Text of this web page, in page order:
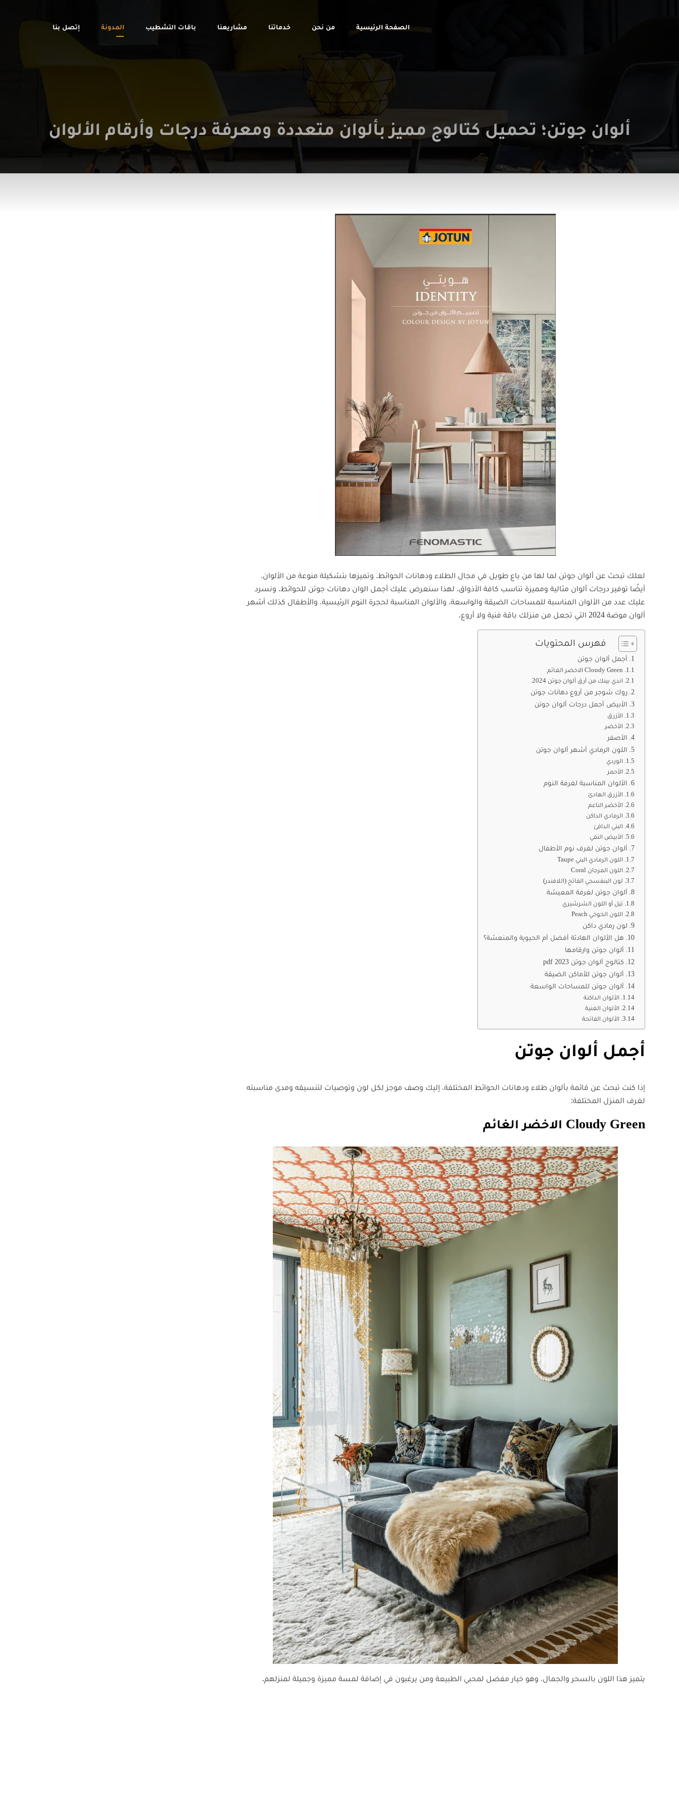
الصفحة الرئيسية من نحن خدماتنا مشاريعنا باقات التشطيب المدونة إتصل بنا
ألوان جوتن؛ تحميل كتالوج مميز بألوان متعددة ومعرفة درجات وأرقام الألوان
لعلك تبحث عن ألوان جوتن لما لها من باع طويل في مجال الطلاء ودهانات الحوائط. وتميزها بتشكيلة منوعة من الألوان،
أيضًا توفير درجات ألوان مثالية ومميزة تناسب كافة الأذواق. لهذا سنعرض عليك أجمل الوان دهانات جوتن للحوائط. ونسرد
عليك عدد من الألوان المناسبة للمساحات الضيقة والواسعة. والألوان المناسبة لحجرة النوم الرئيسية، والأطفال كذلك أشهر
ألوان موضة 2024 التي تجعل من منزلك باقة فنية ولا أروع.
فهرس المحتويات
أجمل ألوان جوتن
Cloudy Green الاخضر الغائم
اندي بينك من أرق ألوان جوتن 2024
روك شوجر من أروع دهانات جوتن
الأبيض أجمل درجات ألوان جوتن
الأزرق
الأخضر
الأصفر
اللون الرمادي أشهر ألوان جوتن
الوردي
الأحمر
الألوان المناسبة لغرفة النوم
الأزرق الهادئ
الأخضر الناعم
الرمادي الداكن
البني الدافئ
الأبيض النقي
ألوان جوتن لغرف نوم الأطفال
اللون الرمادي البني Taupe
اللون المرجان Coral
لون البنفسجي الفاتح (اللافندر)
ألوان جوتن لغرفة المعيشة
تيل أو اللون الشرشيري
اللون الخوخي Peach
لون رمادي داكن
هل الألوان الهادئة أفضل أم الحيوية والمنعشة؟
ألوان جوتن وارقامها
كتالوج ألوان جوتن 2023 pdf
ألوان جوتن للأماكن الضيقة
ألوان جوتن للمساحات الواسعة
الألوان الداكنة
الألوان الغنية
الألوان الفاتحة
أجمل ألوان جوتن
إذا كنت تبحث عن قائمة بألوان طلاء ودهانات الحوائط المختلفة، إليك وصف موجز لكل لون وتوصيات لتنسيقه ومدى مناسبته
لغرف المنزل المختلفة:
Cloudy Green الاخضر الغائم
يتميز هذا اللون بالسحر والجمال، وهو خيار مفضل لمحبي الطبيعة ومن يرغبون في إضافة لمسة مميزة وجميلة لمنزلهم.